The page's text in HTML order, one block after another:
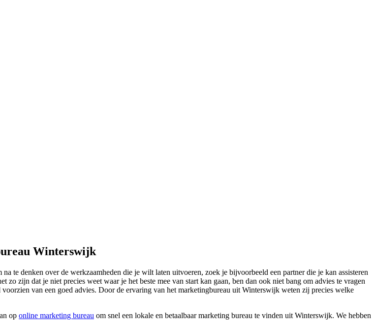
Winterswijk
te denken over de werkzaamheden die je wilt laten uitvoeren, zoek je bijvoorbeeld een partner die je kan assisteren
zijn dat je niet precies weet waar je het beste mee van start kan gaan, ben dan ook niet bang om advies te vragen
van een goed advies. Door de ervaring van het marketingbureau uit Winterswijk weten zij precies welke
op online marketing bureau om snel een lokale en betaalbaar marketing bureau te vinden uit Winterswijk. We hebben